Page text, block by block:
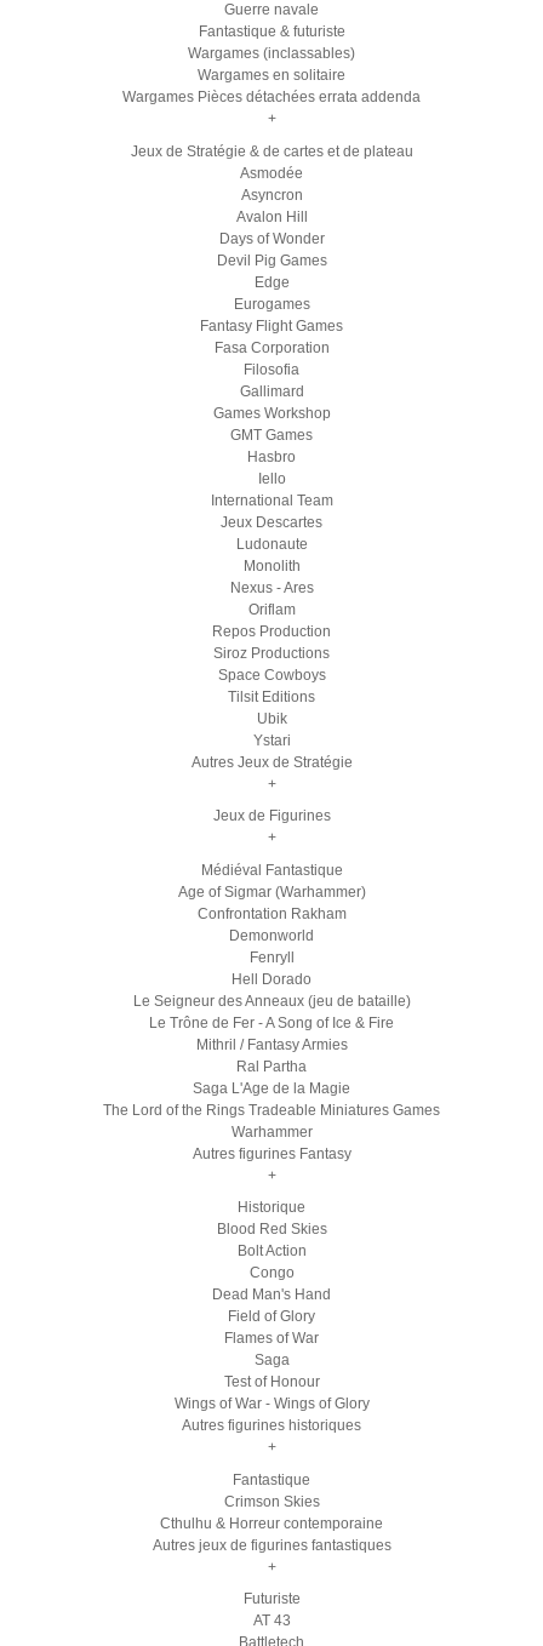
Guerre navale
Fantastique & futuriste
Wargames (inclassables)
Wargames en solitaire
Wargames Pièces détachées errata addenda
+
Jeux de Stratégie & de cartes et de plateau
Asmodée
Asyncron
Avalon Hill
Days of Wonder
Devil Pig Games
Edge
Eurogames
Fantasy Flight Games
Fasa Corporation
Filosofia
Gallimard
Games Workshop
GMT Games
Hasbro
Iello
International Team
Jeux Descartes
Ludonaute
Monolith
Nexus - Ares
Oriflam
Repos Production
Siroz Productions
Space Cowboys
Tilsit Editions
Ubik
Ystari
Autres Jeux de Stratégie
+
Jeux de Figurines
+
Médiéval Fantastique
Age of Sigmar (Warhammer)
Confrontation Rakham
Demonworld
Fenryll
Hell Dorado
Le Seigneur des Anneaux (jeu de bataille)
Le Trône de Fer - A Song of Ice & Fire
Mithril / Fantasy Armies
Ral Partha
Saga L'Age de la Magie
The Lord of the Rings Tradeable Miniatures Games
Warhammer
Autres figurines Fantasy
+
Historique
Blood Red Skies
Bolt Action
Congo
Dead Man's Hand
Field of Glory
Flames of War
Saga
Test of Honour
Wings of War - Wings of Glory
Autres figurines historiques
+
Fantastique
Crimson Skies
Cthulhu & Horreur contemporaine
Autres jeux de figurines fantastiques
+
Futuriste
AT 43
Battletech